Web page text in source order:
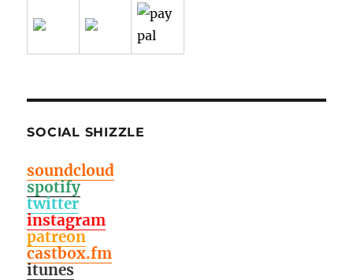
SOCIAL SHIZZLE
soundcloud
spotify
twitter
instagram
patreon
castbox.fm
itunes